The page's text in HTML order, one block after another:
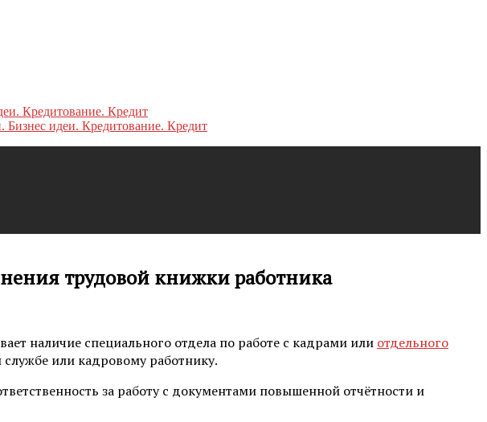
Бизнес идеи. Кредитование. Кредит
трудовой книжки работника
наличие специального отдела по работе с кадрами или отдельного
или кадровому работнику.
за работу с документами повышенной отчётности и